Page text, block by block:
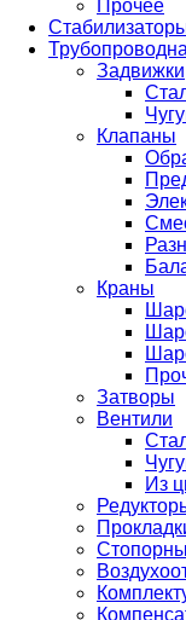
Прочее
Задвижки
Клапаны
Краны
Затворы
Вентили
Из